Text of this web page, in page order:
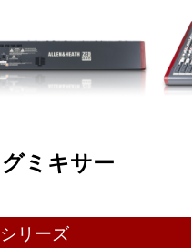
ミキサー
リーズ